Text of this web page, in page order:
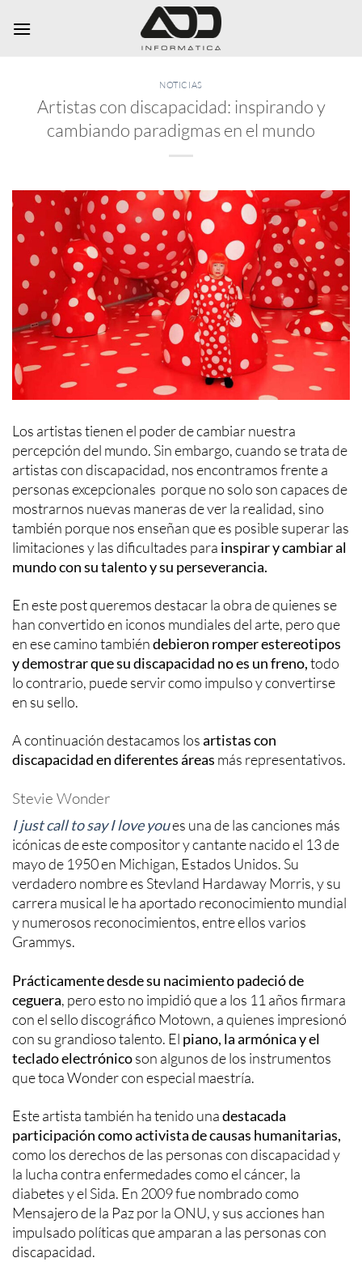
NOTICIAS
Artistas con discapacidad: inspirando y
cambiando paradigmas en el mundo
Los artistas tienen el poder de cambiar nuestra
percepción del mundo. Sin embargo, cuando se trata de
artistas con discapacidad, nos encontramos frente a
personas excepcionales porque no solo son capaces de
mostrarnos nuevas maneras de ver la realidad, sino
también porque nos enseñan que es posible superar las
limitaciones y las dificultades para inspirar y cambiar al
mundo con su talento y su perseverancia.
En este post queremos destacar la obra de quienes se
han convertido en iconos mundiales del arte, pero que
en ese camino tambiéndebieron romper estereotipos
y demostrar que su discapacidad no es un freno,todo
lo contrario, puede servir como impulso y convertirse
en su sello.
A continuación destacamos losartistas con
discapacidad en diferentes áreas más representativos.
Stevie Wonder
I just call to say I love youes una de las canciones más
icónicas de este compositor y cantante nacido el 13 de
mayo de 1950 en Michigan, Estados Unidos. Su
verdadero nombre es Stevland Hardaway Morris, y su
carrera musical le ha aportado reconocimiento mundial
y numerosos reconocimientos, entre ellos varios
Grammys.
Prácticamente desde su nacimiento padeció de
ceguera, pero esto no impidió que a los 11 años firmara
con el sello discográfico Motown, a quienes impresionó
con su grandioso talento. El piano, la armónica y el
teclado electrónicoson algunos de los instrumentos
que toca Wonder con especial maestría.
Este artista también ha tenido unadestacada
participación como activista de causas humanitarias,
como los derechos de las personas con discapacidad y
la lucha contra enfermedades como el cáncer, la
diabetes y el Sida. En 2009 fue nombrado como
Mensajero de la Paz por la ONU, y sus acciones han
impulsado políticas que amparan a las personas con
discapacidad.